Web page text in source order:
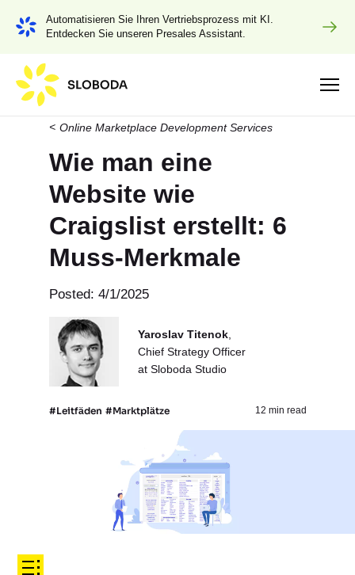
Automatisieren Sie Ihren Vertriebsprozess mit KI.
Entdecken Sie unseren Presales Assistant.
Online Marketplace Development Services
Wie man eine
Website wie
Craigslist erstellt: 6
Muss-Merkmale
Posted: 4/1/2025
Yaroslav Titenok,
Chief Strategy Officer
at Sloboda Studio
#Leitfäden #Marktplätze 12 min read